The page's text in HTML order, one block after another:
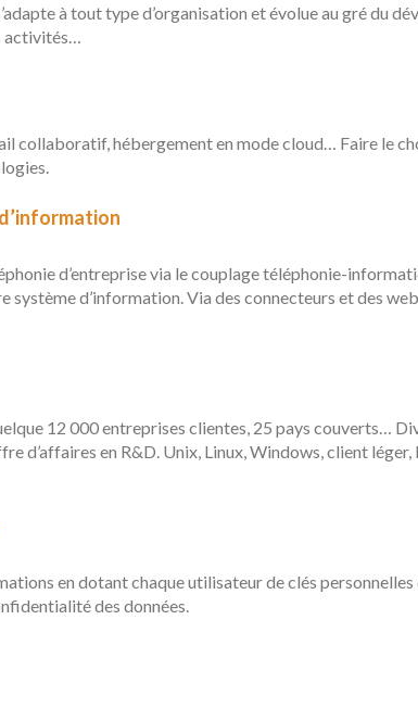
à tout type d’organisation et évolue au gré du
activités…
collaboratif, hébergement en mode cloud… Faire le
d’entreprise via le couplage téléphonie-
système d’information. Via des connecteurs et des
12 000 entreprises clientes, 25 pays couverts…
d’affaires en R&D. Unix, Linux, Windows, client
en dotant chaque utilisateur de clés personnelles
des données.